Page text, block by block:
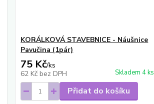
KORÁLKOVÁ STAVEBNICE - Náušnice
Pavučina (1pár)
75 Kč/ks
62 Kč bez DPH Skladem 4 ks
Přidat do košíku